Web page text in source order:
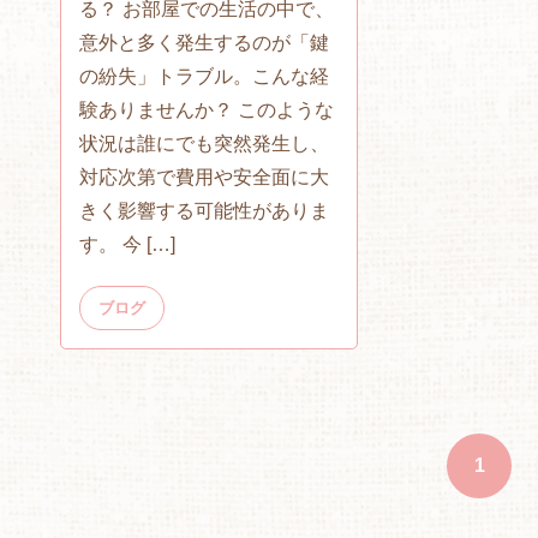
る？ お部屋での生活の中で、
意外と多く発生するのが「鍵
の紛失」トラブル。こんな経
験ありませんか？ このような
状況は誰にでも突然発生し、
対応次第で費用や安全面に大
きく影響する可能性がありま
す。 今 […]
ブログ
1